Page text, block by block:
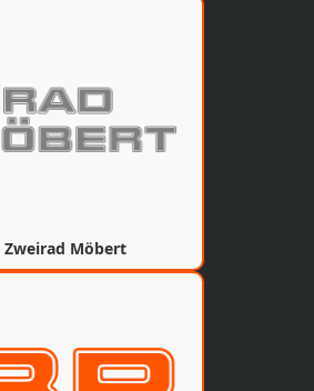
Zweirad Möbert